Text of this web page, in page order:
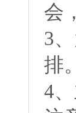
会
3
排。
4